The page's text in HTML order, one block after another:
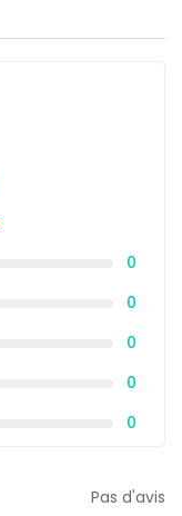
0
0
0
0
0
Pas d'avis